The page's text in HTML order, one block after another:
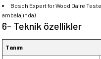
Bosch Expert for Wood Daire
ambalajında)
6- Teknik özellikler
Tanım